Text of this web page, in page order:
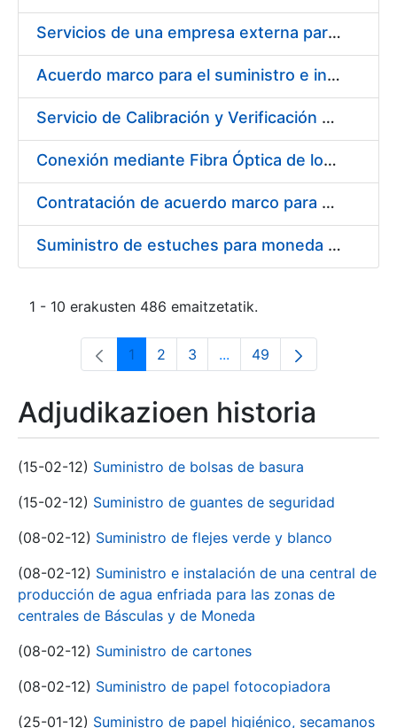
Servicios de una empresa externa para el asesoramiento y resolución de los recursos de alzada que se presentan relacionados con procesos de selección para la FNMT-RCM
Acuerdo marco para el suministro e instalación de persianas, estores y otros complementos
Servicio de Calibración y Verificación Externa de los Equipos de Medición del Servicio de Prevención de la FNMT-RCM
Conexión mediante Fibra Óptica de los Centros de Proceso de Datos (CPDs) de las sedes de la FNMT-RCM de Burgos y Madrid
Contratación de acuerdo marco para el Suministro de Material de Electricidad para la Fábrica Nacional de Moneda y Timbre-Real Casa de la Moneda en su centro de trabajo de Burgos
Suministro de estuches para moneda de 30 €
1 - 10 erakusten 486 emaitzetatik.
Orrialdea
1 Orrialdea
2 Orrialdea
3 ...Intermediate Pages Use
Orrialdea
49
Adjudikazioen historia
(15-02-12) Suministro de bolsas de basura
(15-02-12) Suministro de guantes de seguridad
(08-02-12) Suministro de flejes verde y blanco
(08-02-12) Suministro e instalación de una central de
producción de agua enfriada para las zonas de
centrales de Básculas y de Moneda
(08-02-12) Suministro de cartones
(08-02-12) Suministro de papel fotocopiadora
(25-01-12) Suministro de papel higiénico, secamanos